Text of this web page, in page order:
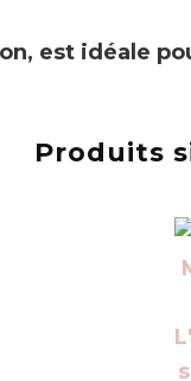
est idéale
Produits